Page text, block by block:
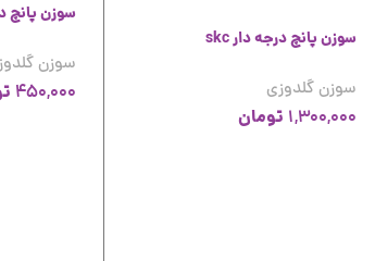
سوزن پانچ درجه دار skc
سوزن گلدوزی
1,300,000 تومان
سوزن پانچ
سوزن
450,000